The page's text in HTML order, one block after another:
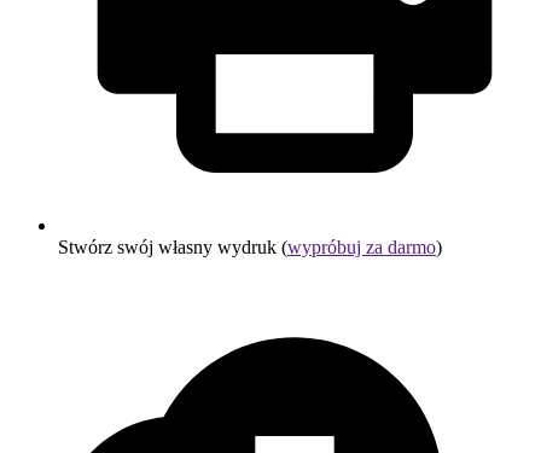
Stwórz swój własny wydruk (wypróbuj za darmo)